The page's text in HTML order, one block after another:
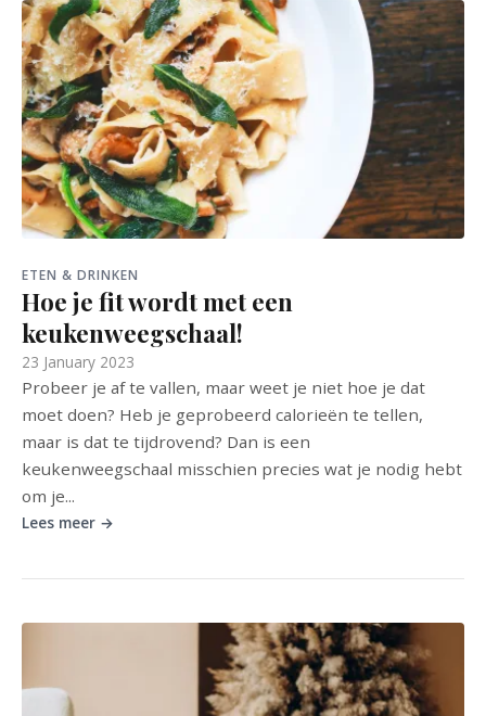
ETEN & DRINKEN
Hoe je fit wordt met een
keukenweegschaal!
23 January 2023
Probeer je af te vallen, maar weet je niet hoe je dat
moet doen? Heb je geprobeerd calorieën te tellen,
maar is dat te tijdrovend? Dan is een
keukenweegschaal misschien precies wat je nodig hebt
om je...
Lees meer →